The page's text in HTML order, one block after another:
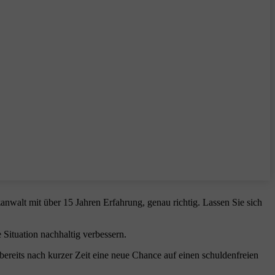
mit über 15 Jahren Erfahrung, genau richtig. Lassen Sie sich
nachhaltig verbessern.
nach kurzer Zeit eine neue Chance auf einen schuldenfreien